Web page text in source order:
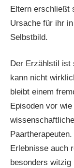
Eltern erschließt
Ursache für ihr
Selbstbild.
Der Erzählstil ist
kann nicht
bleibt einem
Episoden vor
Erlebnisse auch
besonders